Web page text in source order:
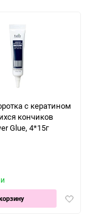
с кератином
кончиков
Glue, 4*15г